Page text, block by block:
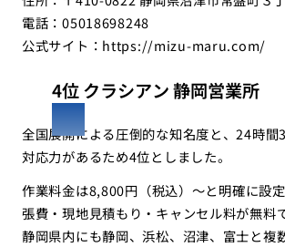
電話：05018698248
公式サイト： https://mizu-maru.com/
4位 クラシアン 静岡営業所
全国展開による圧倒的な知名度と、24時間
対応力があるため4位としました。
作業料金は8,800円（税込）〜と明確に設
張費・現地見積もり・キャンセル料が無料
静岡県内にも静岡、浜松、沼津、富士と複